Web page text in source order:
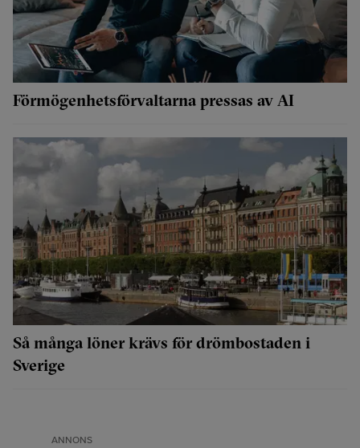
Förmögenhetsförvaltarna pressas av AI
Så många löner krävs för drömbostaden i
Sverige
ANNONS